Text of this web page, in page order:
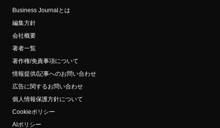
Business Journalとは
編集方針
会社概要
著者一覧
著作権/免責事項について
情報提供/記事へのお問い合わせ
広告に関するお問い合わせ
個人情報保護方針について
Cookieポリシー
AIポリシー